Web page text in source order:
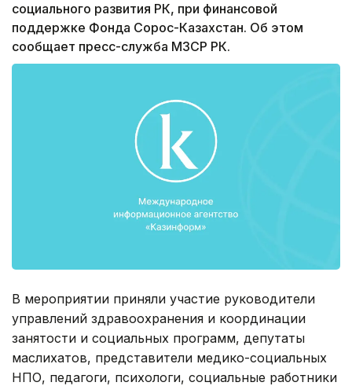
социального развития РК, при финансовой
поддержке Фонда Сорос-Казахстан. Об этом
сообщает пресс-служба МЗСР РК.
В мероприятии приняли участие руководители
управлений здравоохранения и координации
занятости и социальных программ, депутаты
маслихатов, представители медико-социальных
НПО, педагоги, психологи, социальные работники